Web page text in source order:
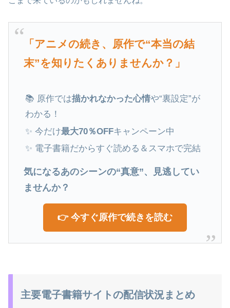
「アニメの続き、原作で“本当の結
末”を知りたくありませんか？」
📚 原作では描かれなかった心情や“裏設定”が
わかる！
✨ 今だけ最大70％OFFキャンペーン中
✨ 電子書籍だからすぐ読める＆スマホで完結
気になるあのシーンの“真意”、見逃してい
ませんか？
👉 今すぐ原作で続きを読む
主要電子書籍サイトの配信状況まとめ